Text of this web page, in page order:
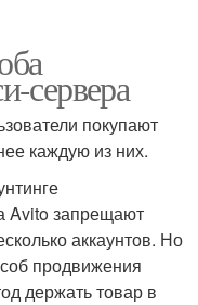
сервера
покупают
каждую из них.
Avito запрещают
аккаунтов. Но
продвижения
держать товар в